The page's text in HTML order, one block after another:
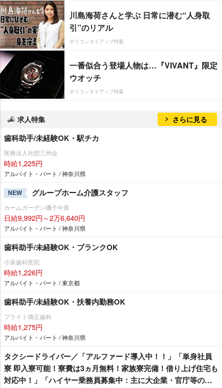
川島海荷さんと学ぶ 日常に潜む“人身取
引”のリアル
オリコンタイアップ特集
一番似合う登場人物は…『VIVANT』限定
ウオッチ
オリコンタイアップ特集
求人特集 さらに見る
歯科助手/未経験OK・駅チカ
医療法人社団三州会
時給1,225円
アルバイト・パート / 神奈川県
NEW グループホーム介護スタッフ
カームガーデン磯子中原
日給9,992円～2万6,640円
アルバイト・パート / 神奈川県
歯科助手/未経験OK・ブランクOK
小泉歯科医院
時給1,226円
アルバイト・パート / 東京都
歯科助手/未経験OK・扶養内勤務OK
ブライト矯正歯科
時給1,275円
アルバイト・パート / 神奈川県
タクシードライバー／「アルファード導入中！！」「単身社員
寮 即入寮可能！寮費は3ヵ月無料！家族寮完備！借り上げ住宅も
対応中！」「ハイヤー乗務員募集中：主に大企業・官庁等のお